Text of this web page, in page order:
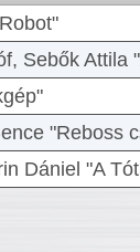
Sebők Attila
"Reboss
Dániel "A